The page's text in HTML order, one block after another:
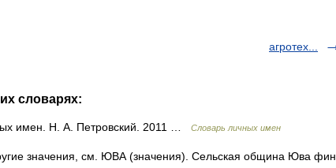
агротех...
словарях:
имен. Н. А. Петровский. 2011 … Словарь личных имен
значения, см. ЮВА (значения). Сельская община Юва фин.